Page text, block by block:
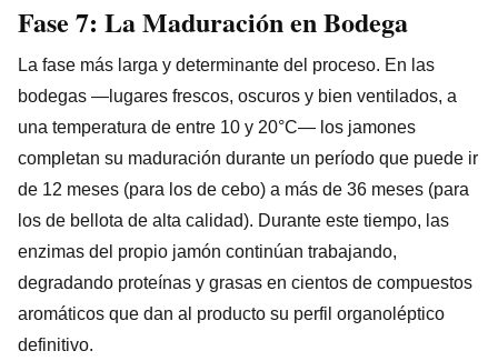
Fase 7: La Maduración en Bodega
La fase más larga y determinante del proceso. En las
bodegas —lugares frescos, oscuros y bien ventilados, a
una temperatura de entre 10 y 20°C— los jamones
completan su maduración durante un período que puede ir
de 12 meses (para los de cebo) a más de 36 meses (para
los de bellota de alta calidad). Durante este tiempo, las
enzimas del propio jamón continúan trabajando,
degradando proteínas y grasas en cientos de compuestos
aromáticos que dan al producto su perfil organoléptico
definitivo.